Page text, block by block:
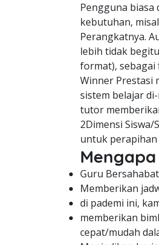
Pengguna biasa
kebutuhan,
Perangkatnya.
lebih tidak
format), sebagai
Winner Prestasi
sistem belajar
tutor
2Dimensi
untuk perapihan
Guru
Memberikan
di pademi ini,
memberikan
cepat/mudah